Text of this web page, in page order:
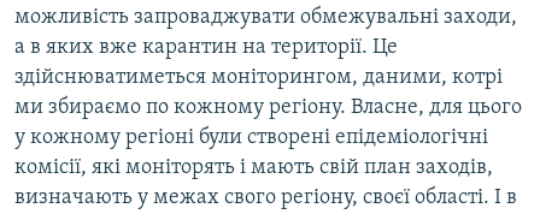
можливість запроваджувати обмежувальні заходи,
а в яких вже карантин на території. Це
здійснюватиметься моніторингом, даними, котрі
ми збираємо по кожному регіону. Власне, для цього
у кожному регіоні були створені епідеміологічні
комісії, які моніторять і мають свій план заходів,
визначають у межах свого регіону, своєї області. І в